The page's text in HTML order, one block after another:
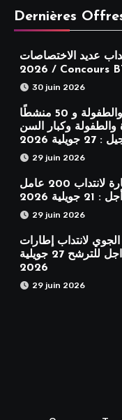
Dernières
عديد الاختصاصات
2026 /
30 juin 2026
مناظرة انتداب 120 أستاذًا للشباب والطفولة و 50 منشطًا
والطفولة وكبار السن
2026
29 juin 2026
مناظرة شركة تونس الطرقات السيارة لانتداب 200 عامل
2026
29 juin 2026
لانتداب إطارات
وأعوان في اختصاصات مختلفة : أخر اجل للترشح 27 جويلية
2026
29 juin 2026